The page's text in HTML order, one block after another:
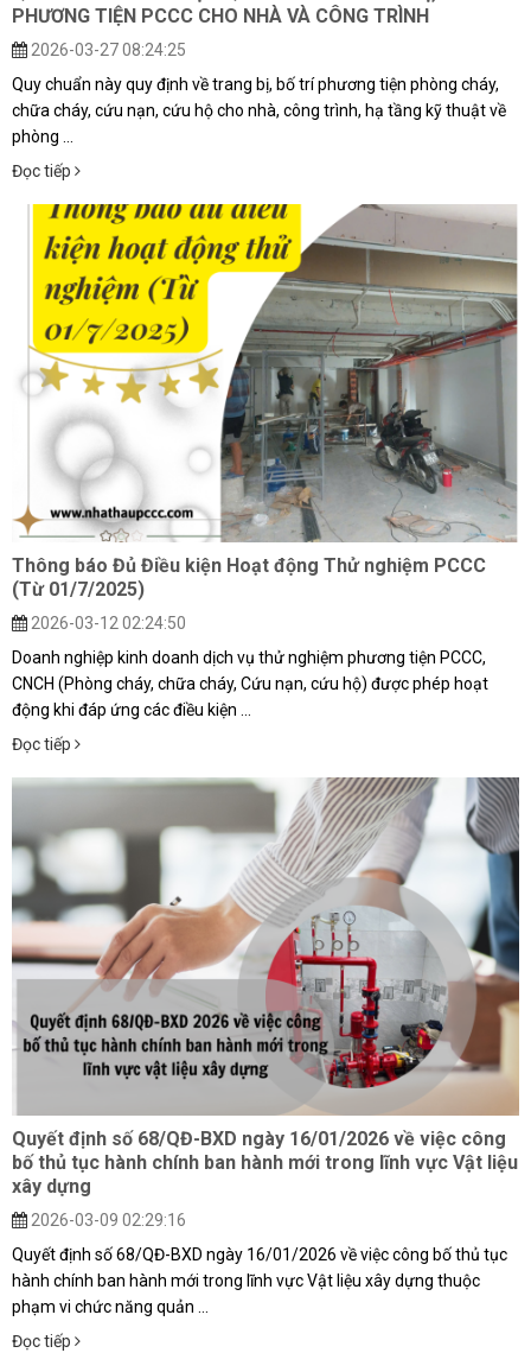
PHƯƠNG TIỆN PCCC CHO NHÀ VÀ CÔNG TRÌNH
2026-03-27 08:24:25
Quy chuẩn này quy định về trang bị, bố trí phương tiện phòng cháy,
chữa cháy, cứu nạn, cứu hộ cho nhà, công trình, hạ tầng kỹ thuật về
phòng ...
Đọc tiếp
Thông báo Đủ Điều kiện Hoạt động Thử nghiệm PCCC
(Từ 01/7/2025)
2026-03-12 02:24:50
Doanh nghiệp kinh doanh dịch vụ thử nghiệm phương tiện PCCC,
CNCH (Phòng cháy, chữa cháy, Cứu nạn, cứu hộ) được phép hoạt
động khi đáp ứng các điều kiện ...
Đọc tiếp
Quyết định số 68/QĐ-BXD ngày 16/01/2026 về việc công
bố thủ tục hành chính ban hành mới trong lĩnh vực Vật liệu
xây dựng
2026-03-09 02:29:16
Quyết định số 68/QĐ-BXD ngày 16/01/2026 về việc công bố thủ tục
hành chính ban hành mới trong lĩnh vực Vật liệu xây dựng thuộc
phạm vi chức năng quản ...
Đọc tiếp